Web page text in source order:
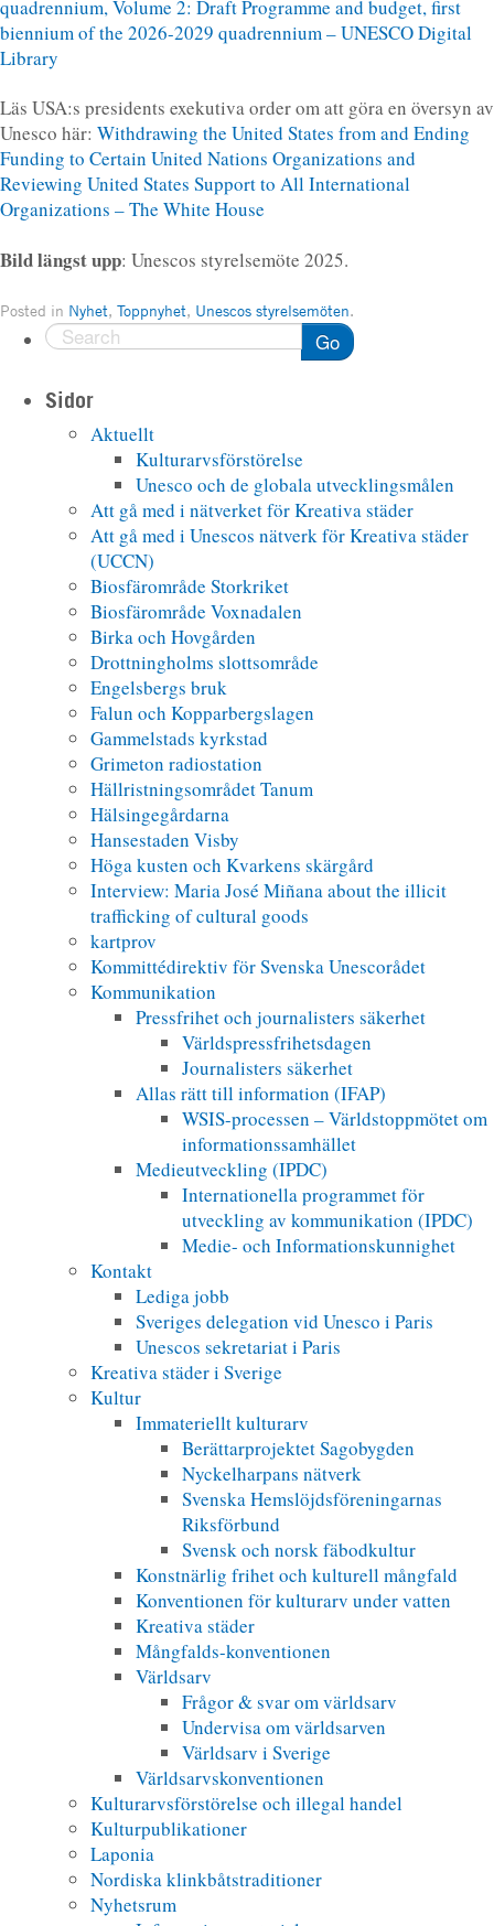
quadrennium, Volume 2: Draft Programme and budget, first
biennium of the 2026-2029 quadrennium – UNESCO Digital
Library
Läs USA:s presidents exekutiva order om att göra en översyn av
Unesco här: Withdrawing the United States from and Ending
Funding to Certain United Nations Organizations and
Reviewing United States Support to All International
Organizations – The White House
Bild längst upp: Unescos styrelsemöte 2025.
Posted in Nyhet, Toppnyhet, Unescos styrelsemöten.
Go
Sidor
Aktuellt
Kulturarvsförstörelse
Unesco och de globala utvecklingsmålen
Att gå med i nätverket för Kreativa städer
Att gå med i Unescos nätverk för Kreativa städer
(UCCN)
Biosfärområde Storkriket
Biosfärområde Voxnadalen
Birka och Hovgården
Drottningholms slottsområde
Engelsbergs bruk
Falun och Kopparbergslagen
Gammelstads kyrkstad
Grimeton radiostation
Hällristningsområdet Tanum
Hälsingegårdarna
Hansestaden Visby
Höga kusten och Kvarkens skärgård
Interview: Maria José Miñana about the illicit
trafficking of cultural goods
kartprov
Kommittédirektiv för Svenska Unescorådet
Kommunikation
Pressfrihet och journalisters säkerhet
Världspressfrihetsdagen
Journalisters säkerhet
Allas rätt till information (IFAP)
WSIS-processen – Världstoppmötet om
informationssamhället
Medieutveckling (IPDC)
Internationella programmet för
utveckling av kommunikation (IPDC)
Medie- och Informationskunnighet
Kontakt
Lediga jobb
Sveriges delegation vid Unesco i Paris
Unescos sekretariat i Paris
Kreativa städer i Sverige
Kultur
Immateriellt kulturarv
Berättarprojektet Sagobygden
Nyckelharpans nätverk
Svenska Hemslöjdsföreningarnas
Riksförbund
Svensk och norsk fäbodkultur
Konstnärlig frihet och kulturell mångfald
Konventionen för kulturarv under vatten
Kreativa städer
Mångfalds-konventionen
Världsarv
Frågor & svar om världsarv
Undervisa om världsarven
Världsarv i Sverige
Världsarvskonventionen
Kulturarvsförstörelse och illegal handel
Kulturpublikationer
Laponia
Nordiska klinkbåtstraditioner
Nyhetsrum